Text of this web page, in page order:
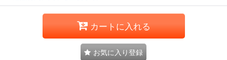
カートに入れる
お気に入り登録